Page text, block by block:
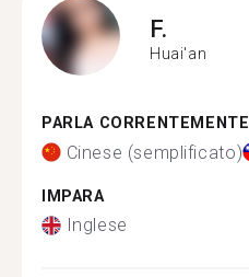
F.
Huai'an
PARLA CORRENTEMENTE
Cinese (semplificato)
IMPARA
Inglese